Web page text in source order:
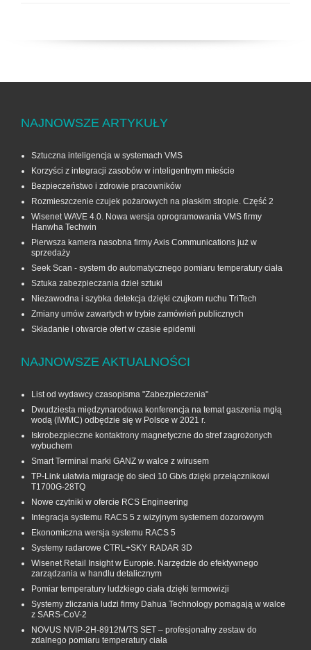
NAJNOWSZE ARTYKUŁY
Sztuczna inteligencja w systemach VMS
Korzyści z integracji zasobów w inteligentnym mieście
Bezpieczeństwo i zdrowie pracowników
Rozmieszczenie czujek pożarowych na płaskim stropie. Część 2
Wisenet WAVE 4.0. Nowa wersja oprogramowania VMS firmy
Hanwha Techwin
Pierwsza kamera nasobna firmy Axis Communications już w
sprzedaży
Seek Scan - system do automatycznego pomiaru temperatury ciała
Sztuka zabezpieczania dzieł sztuki
Niezawodna i szybka detekcja dzięki czujkom ruchu TriTech
Zmiany umów zawartych w trybie zamówień publicznych
Składanie i otwarcie ofert w czasie epidemii
NAJNOWSZE AKTUALNOŚCI
List od wydawcy czasopisma "Zabezpieczenia"
Dwudziesta międzynarodowa konferencja na temat gaszenia mgłą
wodą (IWMC) odbędzie się w Polsce w 2021 r.
Iskrobezpieczne kontaktrony magnetyczne do stref zagrożonych
wybuchem
Smart Terminal marki GANZ w walce z wirusem
TP-Link ułatwia migrację do sieci 10 Gb/s dzięki przełącznikowi
T1700G‑28TQ
Nowe czytniki w ofercie RCS Engineering
Integracja systemu RACS 5 z wizyjnym systemem dozorowym
Ekonomiczna wersja systemu RACS 5
Systemy radarowe CTRL+SKY RADAR 3D
Wisenet Retail Insight w Europie. Narzędzie do efektywnego
zarządzania w handlu detalicznym
Pomiar temperatury ludzkiego ciała dzięki termowizji
Systemy zliczania ludzi firmy Dahua Technology pomagają w walce
z SARS-CoV-2
NOVUS NVIP-2H-8912M/TS SET – profesjonalny zestaw do
zdalnego pomiaru temperatury ciała